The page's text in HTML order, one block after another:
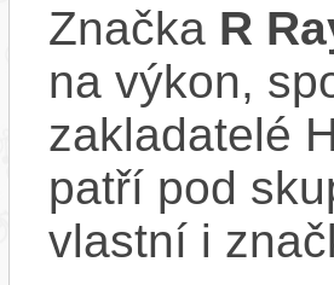
Značka R
na výkon,
zakladatelé
patří pod
vlastní i